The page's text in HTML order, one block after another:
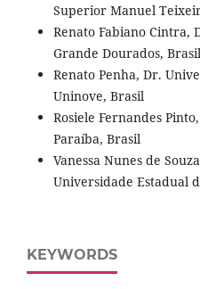
Superior Manuel
Renato Fabiano Cintra,
Grande Dourados, Brasil
Renato Penha, Dr.
Uninove, Brasil
Rosiele Fernandes
Paraíba, Brasil
Vanessa Nunes de
Universidade Estadual
KEYWORDS